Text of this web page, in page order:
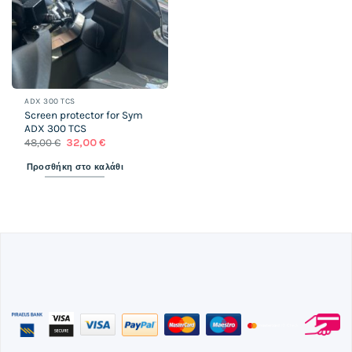
ADX 300 TCS
Screen protector for Sym
ADX 300 TCS
48,00€ Original
was:
48,00 €.
32,00€
τιμή
είναι:
Προσθήκη στο καλάθι